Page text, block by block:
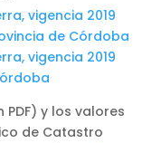
vigencia 2019
de Córdoba
vigencia 2019
y los valores
de Catastro